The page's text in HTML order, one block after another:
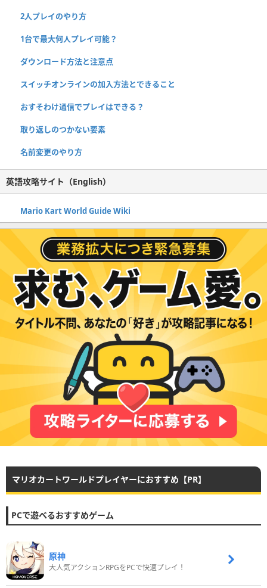
2人プレイのやり方
1台で最大何人プレイ可能？
ダウンロード方法と注意点
スイッチオンラインの加入方法とできること
おすそわけ通信でプレイはできる？
取り返しのつかない要素
名前変更のやり方
英語攻略サイト（English）
Mario Kart World Guide Wiki
マリオカートワールドプレイヤーにおすすめ【PR】
PCで遊べるおすすめゲーム
原神
大人気アクションRPGをPCで快適プレイ！